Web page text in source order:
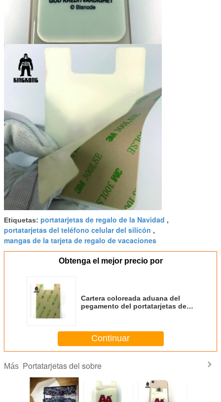
Etiquetas: portatarjetas de regalo de la Navidad ,
portatarjetas del teléfono celular del silicón ,
mangas de la tarjeta de regalo de vacaciones
Obtenga el mejor precio por
Cartera coloreada aduana del
pegamento del portatarjetas de la
Continuar
Más Portatarjetas del sobre